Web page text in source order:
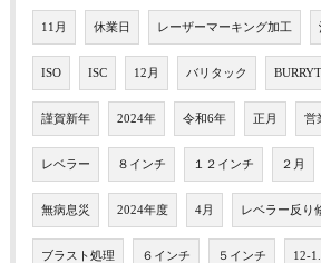
11月 休業日 レーザーマーキング加工
ISO ISC 12月 バリタック
謹賀新年 2024年 令和6年 正月 営
レベラー ８インチ １２インチ ２月
無病息災 2024年度 4月 レベラー反り
ブラスト処理 ６インチ ５インチ 12-